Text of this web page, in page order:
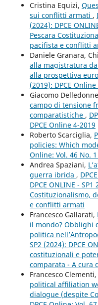
Cristina Equizi,
sui conflitti armati ,
(2024): DPCE
Pescara
pacifista e conflitti
Daniele Granara,
alla magistratura
alla prospettiva
(2019): DPCE Online
Giacomo
campo di tensione
comparatistiche ,
DPCE Online 4-2019
Roberto Scarciglia,
policies: Which
Online: Vol. 46 No.
Andrea Spaziani,
guerra ibrida ,
DPCE ONLINE -
Costituzionalismo,
e conflitti armati
Francesco Gallarati,
il mondo? Obblighi
politica
SP2 (2024): DPCE
costituzionali e
comparata - A cura
Francesco Clementi,
political affiliation
dialogue (despite